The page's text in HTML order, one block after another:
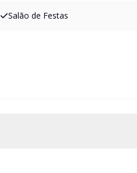
Salão de Festas